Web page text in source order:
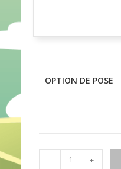
OPTION DE POSE
- +